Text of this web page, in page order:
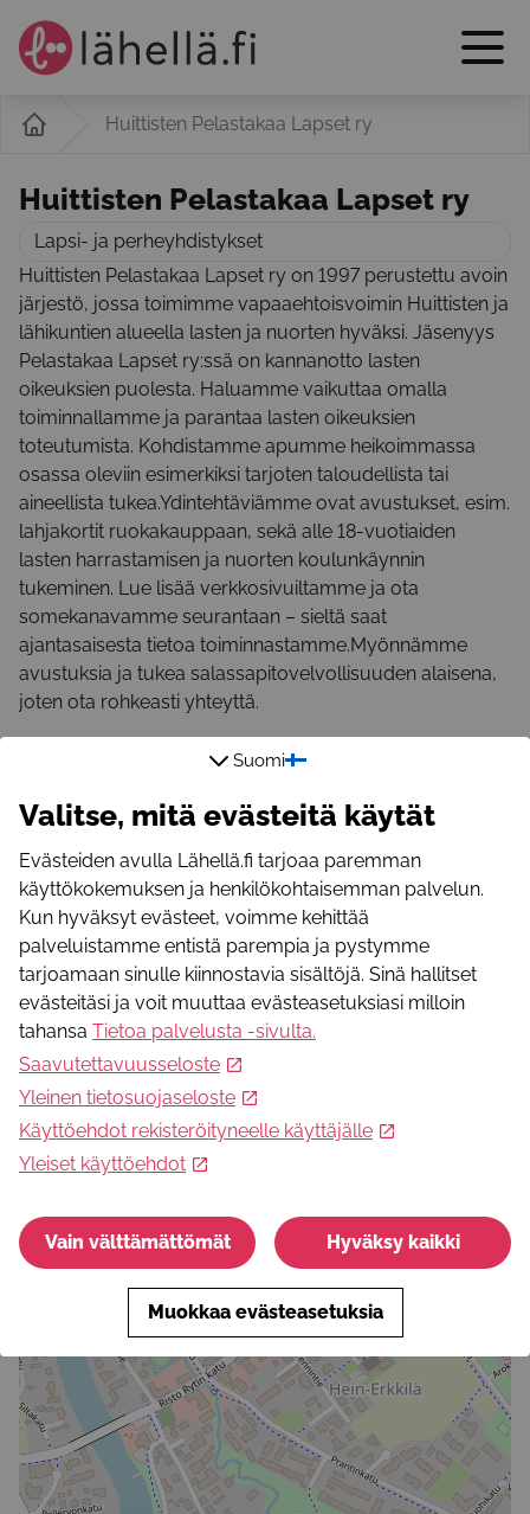
Huittisten Pelastakaa Lapset ry
Huittisten Pelastakaa Lapset ry
Lapsi- ja perheyhdistykset
Huittisten Pelastakaa Lapset ry on 1997 perustettu avoin
järjestö, jossa toimimme vapaaehtoisvoimin Huittisten ja
lähikuntien alueella lasten ja nuorten hyväksi. Jäsenyys
Pelastakaa Lapset ry:ssä on kannanotto lasten
oikeuksien puolesta. Haluamme vaikuttaa omalla
toiminnallamme ja parantaa lasten oikeuksien
toteutumista. Kohdistamme apumme heikoimmassa
osassa oleviin esimerkiksi tarjoten taloudellista tai
aineellista tukea.Ydintehtäviämme ovat avustukset, esim.
lahjakortit ruokakauppaan, sekä alle 18-vuotiaiden
lasten harrastamisen ja nuorten koulunkäynnin
tukeminen. Lue lisää verkkosivuiltamme ja ota
somekanavamme seurantaan – sieltä saat
ajantasaisesta tietoa toiminnastamme.Myönnämme
avustuksia ja tukea salassapitovelvollisuuden alaisena,
joten ota rohkeasti yhteyttä.
palvelussa.
WWW-osoite
https://www.pelastakaalapset.fi/huittinen/
Sähköpostiosoite
huittinen@pelastakaalapset.net
+
−
Suomi
Valitse, mitä evästeitä käytät
Evästeiden avulla Lähellä.fi tarjoaa paremman
käyttökokemuksen ja henkilökohtaisemman palvelun.
Kun hyväksyt evästeet, voimme kehittää
palveluistamme entistä parempia ja pystymme
tarjoamaan sinulle kiinnostavia sisältöjä. Sinä hallitset
evästeitäsi ja voit muuttaa evästeasetuksiasi milloin
tahansa Tietoa palvelusta -sivulta.
Saavutettavuusseloste
Yleinen tietosuojaseloste
Käyttöehdot rekisteröityneelle käyttäjälle
Yleiset käyttöehdot
Vain välttämättömät Hyväksy kaikki
Muokkaa evästeasetuksia